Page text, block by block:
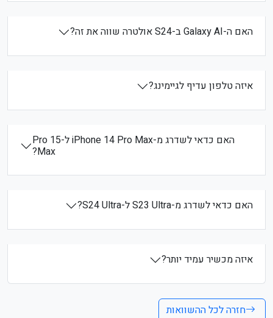
האם ה-Galaxy AI ב-S24 אולטרה שווה את זה?
איזה טלפון עדיף לגיימינג?
האם כדאי לשדרג מ-iPhone 14 Pro Max ל-15 Pro
Max?
האם כדאי לשדרג מ-S23 Ultra ל-S24 Ultra?
איזה מכשיר עמיד יותר?
חזרה לכל ההשוואות